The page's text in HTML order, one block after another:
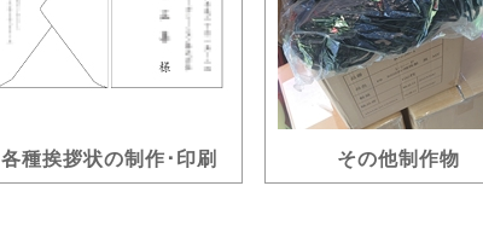
各種挨拶状の制作･印刷 その他制作物